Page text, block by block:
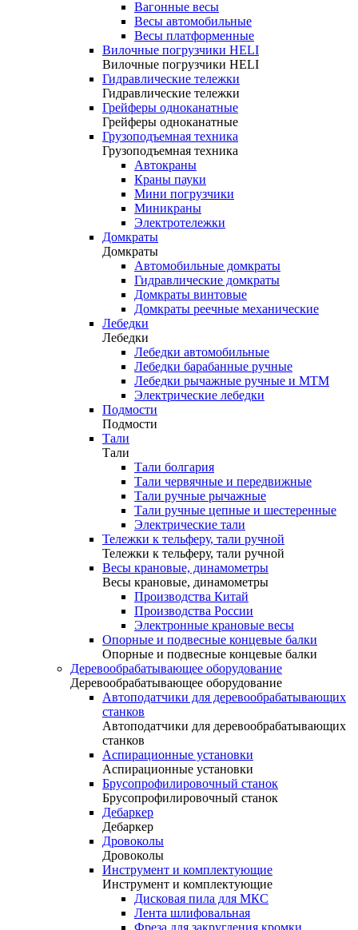
Вагонные весы
Весы автомобильные
Весы платформенные
Вилочные погрузчики HELI
Вилочные погрузчики HELI
Гидравлические тележки
Гидравлические тележки
Грейферы одноканатные
Грейферы одноканатные
Грузоподъемная техника
Грузоподъемная техника
Автокраны
Краны пауки
Мини погрузчики
Миникраны
Электротележки
Домкраты
Домкраты
Автомобильные домкраты
Гидравлические домкраты
Домкраты винтовые
Домкраты реечные механические
Лебедки
Лебедки
Лебедки автомобильные
Лебедки барабанные ручные
Лебедки рычажные ручные и МТМ
Электрические лебедки
Подмости
Подмости
Тали
Тали
Тали болгария
Тали червячные и передвижные
Тали ручные рычажные
Тали ручные цепные и шестеренные
Электрические тали
Тележки к тельферу, тали ручной
Тележки к тельферу, тали ручной
Весы крановые, динамометры
Весы крановые, динамометры
Производства Китай
Производства России
Электронные крановые весы
Опорные и подвесные концевые балки
Опорные и подвесные концевые балки
Деревообрабатывающее оборудование
Деревообрабатывающее оборудование
Автоподатчики для деревообрабатывающих
станков
Автоподатчики для деревообрабатывающих
станков
Аспирационные установки
Аспирационные установки
Брусопрофилировочный станок
Брусопрофилировочный станок
Дебаркер
Дебаркер
Дровоколы
Дровоколы
Инструмент и комплектующие
Инструмент и комплектующие
Дисковая пила для МКС
Лента шлифовальная
Фреза для закругления кромки